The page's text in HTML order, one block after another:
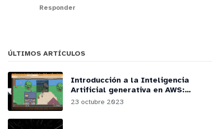
Responder
ÚLTIMOS ARTÍCULOS
Introducción a la Inteligencia
Artificial generativa en AWS:
webinars y podcasts
23 octubre 2023